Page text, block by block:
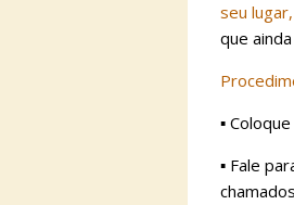
seu
que
▪︎
▪︎ Fale